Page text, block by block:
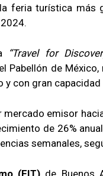
feria turística más
“Travel for
Pabellón de
y con gran
emisor
de 26%
semanales,